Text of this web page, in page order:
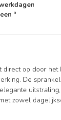
*
op door het
De
zowel